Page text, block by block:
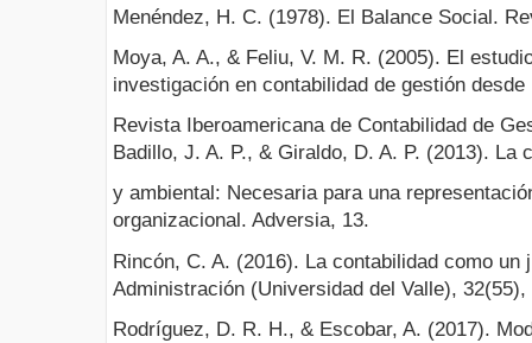
Menéndez, H. C. (1978). El Balance Social.
Moya, A. A., & Feliu, V. M. R. (2005). El
investigación en contabilidad de gestión
Revista Iberoamericana de Contabilidad de
Badillo, J. A. P., & Giraldo, D. A. P. (2013). La
y ambiental: Necesaria para una
organizacional. Adversia, 13.
Rincón, C. A. (2016). La contabilidad como un
Administración (Universidad del Valle), 32(55),
Rodríguez, D. R. H., & Escobar, A. (2017).